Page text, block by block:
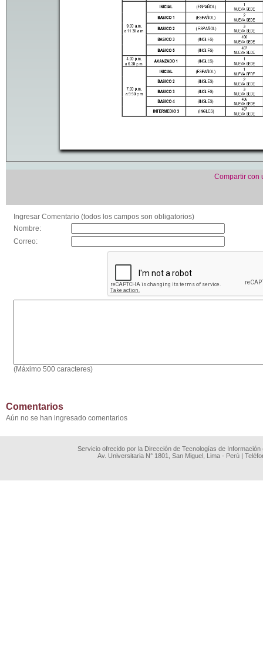
Compartir con
Ingresar Comentario (todos los campos son obligatorios)
Nombre:
Correo:
(Máximo 500 caracteres)
Comentarios
Aún no se han ingresado comentarios
Servicio ofrecido por la Dirección de Tecnologías de
Av. Universitaria N° 1801, San Miguel, Lima - Perú |